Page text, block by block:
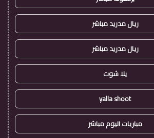
ريال مدريد مباشر
ريال مدريد مباشر
يلا شوت
yalla shoot
مباريات اليوم مباشر